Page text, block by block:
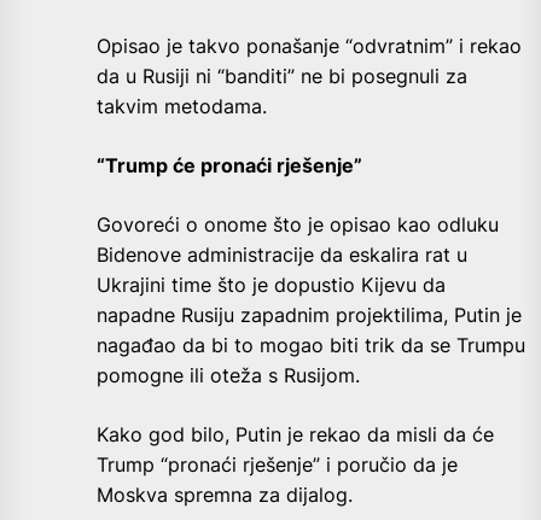
Opisao je takvo ponašanje “odvratnim” i rekao
da u Rusiji ni “banditi” ne bi posegnuli za
takvim metodama.
“Trump će pronaći rješenje”
Govoreći o onome što je opisao kao odluku
Bidenove administracije da eskalira rat u
Ukrajini time što je dopustio Kijevu da
napadne Rusiju zapadnim projektilima, Putin je
nagađao da bi to mogao biti trik da se Trumpu
pomogne ili oteža s Rusijom.
Kako god bilo, Putin je rekao da misli da će
Trump “pronaći rješenje” i poručio da je
Moskva spremna za dijalog.